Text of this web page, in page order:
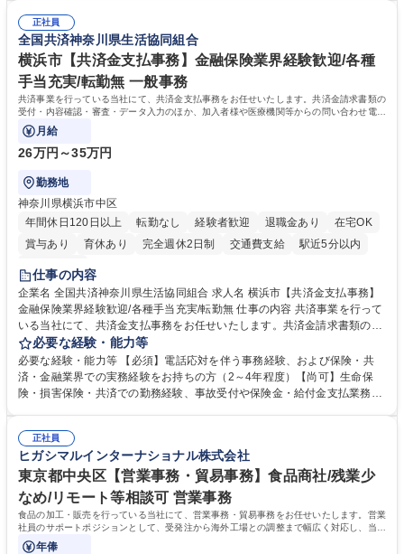
想定です。 募集職種 未経験歓迎【経理/みなとみらい】プライム上場/残業
ほぼなし/年休123日
当し、3～5年をかけて月次決算・四半期決算・開示資料作成補助などへス
テップアップできます。また、残業は通常月ほぼなく、決算月でも10時間
未満のため、無理なく経理として専門性を身につけられる環境です。 学
歴・資格 学歴：大学院 大学 高専 短大 専修学校 高校 語学力： 資格：日商
簿記検定1級 日商簿記検定2級
正社員
全国共済神奈川県生活協同組合
横浜市【共済金支払事務】金融保険業界経験歓迎/各種
手当充実/転勤無 一般事務
共済事業を行っている当社にて、共済金支払事務をお任せいたします。共済金請求書類の
受付・内容確認・審査・データ入力のほか、加入者様や医療機関等からの問い合わせ電話
対応や書類発送等を担当します。
月給
26万円～35万円
勤務地
神奈川県横浜市中区
年間休日120日以上
転勤なし 経験者歓迎 退職金あり
在宅OK
賞与あり
育休あり 完全週休2日制 交通費支給
駅近5分以内
土日祝休み
仕事の内容
企業名 全国共済神奈川県生活協同組合 求人名 横浜市【共済金支払事務】
金融保険業界経験歓迎/各種手当充実/転勤無 仕事の内容 共済事業を行って
いる当社にて、共済金支払事務をお任せいたします。共済金請求書類の受
付・内容確認・審査・データ入力のほか、加入者様や医療機関等からの問
い合わせ電話対応や書類発送等を担当します。 ■共済金請求書類の受付、
内容確認、および共済金支払に関する審査・事務処理業務全般を担当 ■専
用システムへのデータ入力、各種必要書類の作成・発送作業 ■加入者様や
指定する業務 募集職種 横浜市【共済金支払事務】金融保険業界経験歓迎/
各種手当充実/転勤無
必要な経験・能力等
必要な経験・能力等 【必須】電話応対を伴う事務経験、および保険・共
済・金融業界での実務経験をお持ちの方（2～4年程度）【尚可】生命保
険・損害保険・共済での勤務経験、事故受付や保険金・給付金支払業務経
務へのキャリアチェンジ希望者も大歓迎です！ 学歴・資格 学歴：大学院
大学 高専 短大 専修学校 高校 語学力： 資格：
正社員
ヒガシマルインターナショナル株式会社
東京都中央区【営業事務・貿易事務】食品商社/残業少
なめ/リモート等相談可 営業事務
食品の加工・販売を行っている当社にて、営業事務・貿易事務をお任せいたします。営業
社員のサポートポジションとして、受発注から海外工場との調整まで幅広く対応し、当社
事業の根幹を支えていただきます。
年俸